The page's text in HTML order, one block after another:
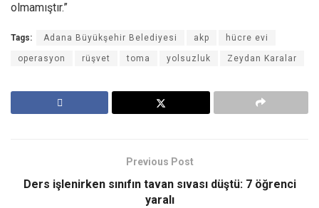
olmamıştır.”
Tags: Adana Büyükşehir Belediyesi akp hücre evi
operasyon rüşvet toma yolsuzluk Zeydan Karalar
Previous Post
Ders işlenirken sınıfın tavan sıvası düştü: 7 öğrenci
yaralı